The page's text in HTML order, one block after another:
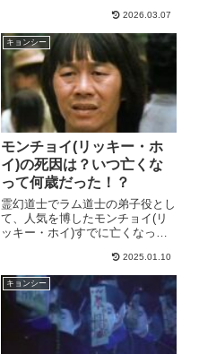
ていたキャストの現在は？と気に
なっている方も多いと思います。
その中で、現在、既に亡くなった
方々も多くおられるようです。
こ...
2026.03.07
キョンシー
モンチョイ(リッキー・ホ
イ)の死因は？いつ亡くな
って何歳だった！？
霊幻道士でラム道士の弟子役とし
て、人気を博したモンチョイ(リ
ッキー・ホイ)すでに亡くなって
と思います。そんなモンチョイ役
のリッキー・ホイさんは、いつ亡
くなったの？死因は何？何歳で亡
くなったの？と言う部分が気に
2025.01.10
キョンシー